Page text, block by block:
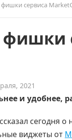
сервиса
2021
и удобнее,
сегодня
виджеты от